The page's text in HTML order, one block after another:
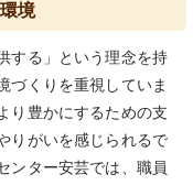
境
する」という理念を持
づくりを重視していま
り豊かにするための支
りがいを感じられるで
ンター安芸では、職員